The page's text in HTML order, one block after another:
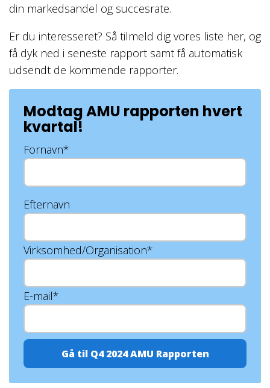
din markedsandel og succesrate.
Er du interesseret? Så tilmeld dig vores liste her, og
få dyk ned i seneste rapport samt få automatisk
udsendt de kommende rapporter.
Modtag AMU rapporten hvert
kvartal!
Fornavn*
Efternavn
Virksomhed/Organisation*
E-mail*